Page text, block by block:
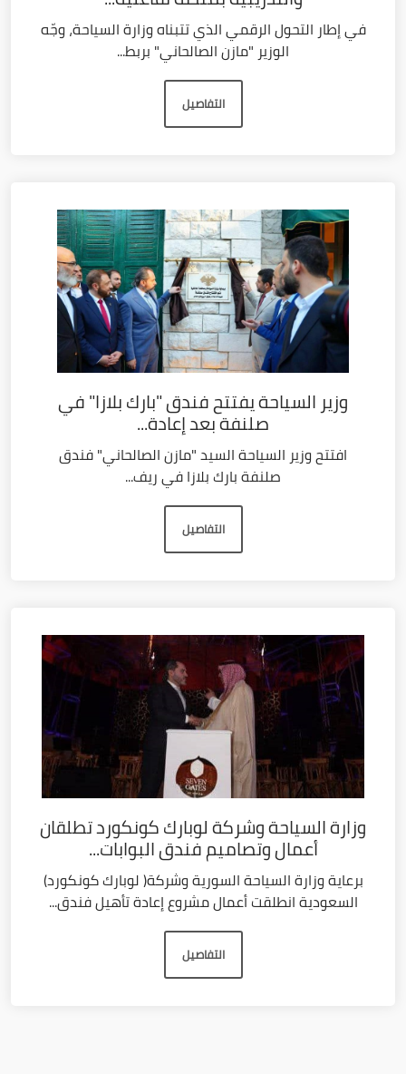
في إطار التحول الرقمي الذي تتبناه وزارة السياحة، وجّه
الوزير "مازن الصالحاني" بربط...
التفاصيل
وزير السياحة يفتتح فندق "بارك بلازا" في
صلنفة بعد إعادة...
افتتح وزير السياحة السيد "مازن الصالحاني" فندق
صلنفة بارك بلازا في ريف...
التفاصيل
وزارة السياحة وشركة لوبارك كونكورد تطلقان
أعمال وتصاميم فندق البوابات...
برعاية وزارة السياحة السورية وشركة( لوبارك كونكورد)
السعودية انطلقت أعمال مشروع إعادة تأهيل فندق...
التفاصيل